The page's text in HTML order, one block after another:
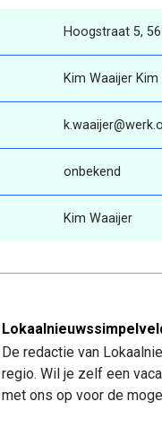
Hoogstraat 5,
Kim Waaijer Kim
onbekend
Kim Waaijer
De redactie van
regio. Wil je zelf een
met ons op voor de